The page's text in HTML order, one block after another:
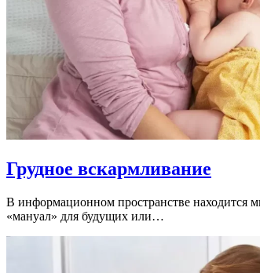
Грудное вскармливание
В информационном пространстве находится
«мануал» для будущих или…